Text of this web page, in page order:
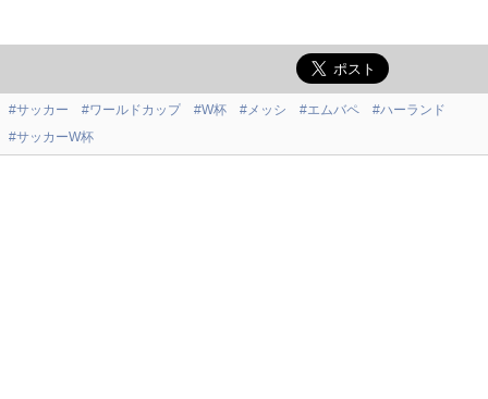
#サッカー #ワールドカップ #W杯 #メッシ #エムバペ
#ハーランド
#サッカーW杯